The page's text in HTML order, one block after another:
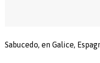
Sabucedo, en Galice,